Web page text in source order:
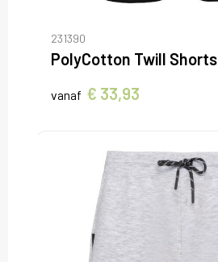
231390
PolyCotton Twill Shorts
vanaf € 33,93